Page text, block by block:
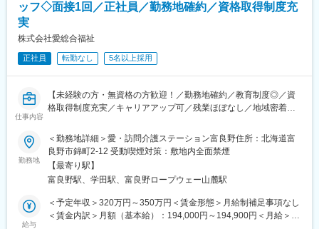
ッフ◇面接1回／正社員／勤務地確約／資格取得制度充
実
株式会社愛総合福祉
正社員 転勤なし 5名以上採用
仕事内容
【未経験の方・無資格の方歓迎！／勤務地確約／教育制度◎／資
格取得制度充実／キャリアアップ可／残業ほぼなし／地域密着型
★介護現場で経験を積み、資格取得もしながら介護の専門職をめ
ざしていただきます。
■業務内容
北海道富良野市を中心に、ご利用者様のご自宅へ訪問し、生活を
支えるお仕事です。
勤務地
＜勤務地詳細＞愛・訪問介護ステーション富良野住所：北海道富
良野市錦町2-12 受動喫煙対策：敷地内全面禁煙
【最寄り駅】
富良野駅、学田駅、富良野ロープウェー山麓駅
給与
＜予定年収＞320万円～350万円＜賃金形態＞月給制補足事項なし
＜賃金内訳＞月額（基本給）：194,000円～194,900円＜月給＞